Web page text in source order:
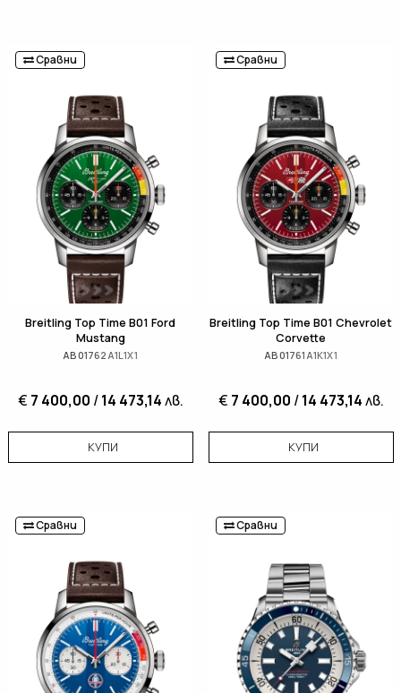
Сравни
Breitling Top Time B01 Ford
Mustang
AB01762A1L1X1
€ 7 400,00 /14 473,14лв.
КУПИ
Сравни
Breitling Top Time B01 Chevrolet
Corvette
AB01761A1K1X1
€ 7 400,00 /14 473,14лв.
КУПИ
Сравни Сравни